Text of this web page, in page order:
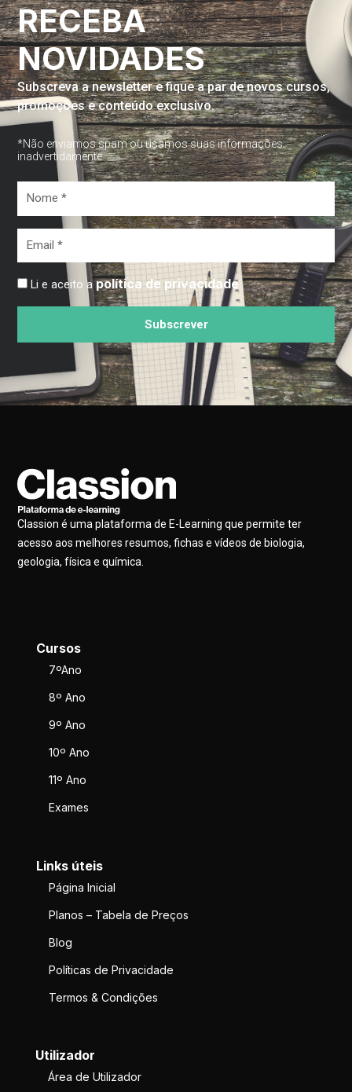
RECEBA
NOVIDADES
Subscreva a newsletter e fique a par de novos cursos,
promoções e conteúdo exclusivo.
*Não enviamos spam ou usamos suas informações
inadvertidamente
Li e aceito apolítica de privacidade
Subscrever
Classion é uma plataforma de E-Learning que permite ter
acesso aos melhores resumos, fichas e vídeos de biologia,
geologia, física e química.
Cursos
7ºAno
8º Ano
9º Ano
10º Ano
11º Ano
Exames
Links úteis
Página Inicial
Planos – Tabela de Preços
Blog
Políticas de Privacidade
Termos & Condições
Utilizador
Área de Utilizador